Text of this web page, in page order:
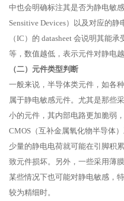
中也会明确标注其是否为静电敏
Sensitive Devices）以及对应的
（IC）的 datasheet 会说明其能
等，数值越低，表示元件对静电越
（二）元件类型判断
一般来说，半导体类元件，如各
属于静电敏感元件。尤其是那些
小的元件，其内部电路更加脆弱
CMOS（互补金属氧化物半导体
少量的静电电荷就可能在引脚积
致元件损坏。另外，一些采用薄
某些情况下也可能对静电敏感，
较为精细时。